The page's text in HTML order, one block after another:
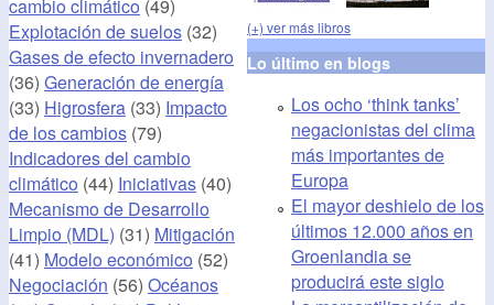
cambio climático (49)
Explotación de suelos (32)
Gases de efecto invernadero
(36) Generación de energía
(33) Higrosfera (33) Impacto
de los cambios (79)
Indicadores del cambio
climático (44) Iniciativas (40)
Mecanismo de Desarrollo
Limpio (MDL) (31) Mitigación
(41) Modelo económico (52)
Negociación (56) Océanos
(+) ver más libros
Lo último en blogs
Los ocho ‘think tanks’
negacionistas del clima
más importantes de
Europa
El mayor deshielo de los
últimos 12.000 años en
Groenlandia se
producirá este siglo